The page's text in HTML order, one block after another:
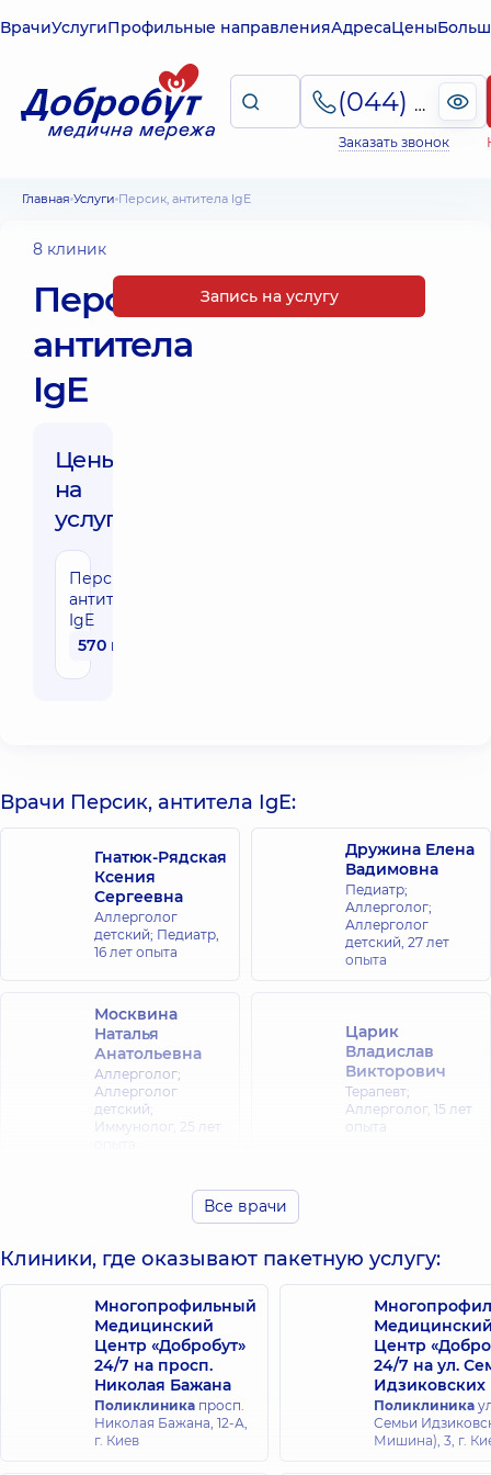
ВрачиУслугиПрофильные направленияАдресаЦены
(044) 495-2-888
Заказать звонок
Главная Услуги Персик, антитела IgE
8 клиник
Персик,
антитела
IgE
Цены
на
услуги:
Персик,
антитела
IgE
570 грн
Запись на услугу
Врачи Персик, антитела IgE:
Гнатюк-Рядская
Ксения
Сергеевна
Аллерголог
детский; Педиатр,
16 лет опыта
Дружина Елена
Вадимовна
Педиатр;
Аллерголог;
Аллерголог
детский, 27 лет
опыта
Москвина
Наталья
Анатольевна
Аллерголог;
Аллерголог
детский;
Иммунолог, 25 лет
Царик
Владислав
Викторович
Терапевт;
Аллерголог, 15 лет
опыта
Рентгенолог,11 лет
Все врачи
Клиники, где оказывают пакетную услугу:
Многопрофильный
Медицинский
Центр «Добробут»
24/7 на просп.
Николая Бажана
Поликлиника просп.
Николая Бажана, 12-А,
г. Киев
Центр
24/7 на ул.
Идзиковских
Поликлиника
Семьи
Мишина), 3, г.